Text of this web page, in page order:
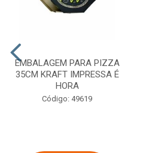
EMBALAGEM PARA PIZZA
35CM KRAFT IMPRESSA É
HORA
Código: 49619